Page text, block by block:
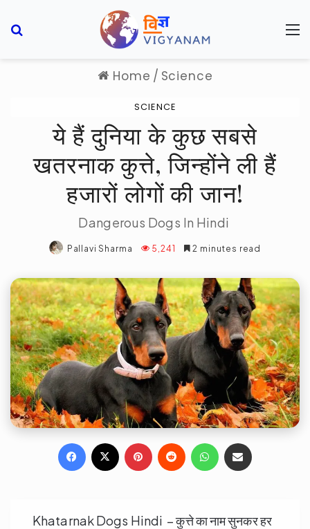
Home / Science
SCIENCE
ये हैं दुनिया के कुछ सबसे
खतरनाक कुत्ते, जिन्होंने ली हैं
हजारों लोगों की जान!
Dangerous Dogs In Hindi
Pallavi Sharma 5,241 2 minutes read
Facebook Pinterest
Reddit WhatsApp
Khatarnak Dogs Hindi – कुत्ते का नाम सुनकर हर